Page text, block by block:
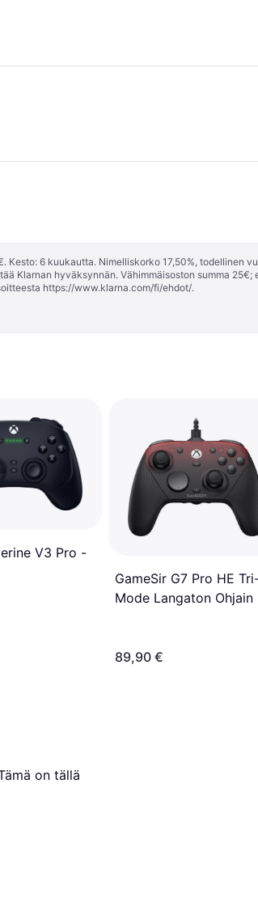
6 kuukautta. Nimelliskorko 17,50%, todellinen
Klarnan hyväksynnän. Vähimmäisoston summa
https://www.klarna.com/fi/ehdot/.
V3 Pro -
GameSir G7 Pro HE
Mode Langaton Ohjain
89,90 €
on tällä